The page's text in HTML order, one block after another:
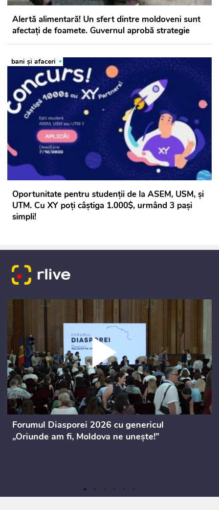
Alertă alimentară! Un sfert dintre moldoveni sunt
afectați de foamete. Guvernul aprobă strategie
bani și afaceri
Oportunitate pentru studenții de la ASEM, USM, și
UTM. Cu XY poți câștiga 1.000$, urmând 3 pași
simpli!
Forumul Diasporei 2026 cu genericul
„Oriunde am fi, Moldova ne unește!”